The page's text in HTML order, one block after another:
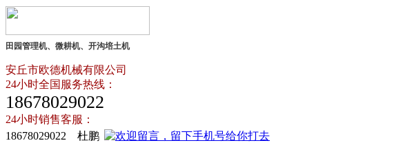
田园管理机、微耕机、开沟培土机
安丘市欧德机械有限公司
24小时全国服务热线：
18678029022
24小时销售客服：
18678029022 杜鹏